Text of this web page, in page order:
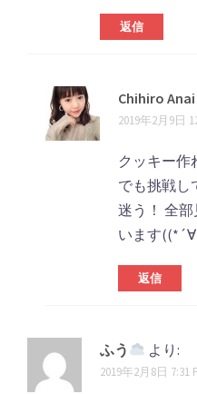
返信
Chihiro Anai
2019年2月9日
クッキー作
でも挑戦し
迷う！ 全
います
返信
ふう より:
2019年2月8日 7:31